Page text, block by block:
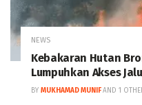
NEWS
Kebakaran Hutan
Lumpuhkan Akses
BY MUKHAMAD MUNIF AND 1